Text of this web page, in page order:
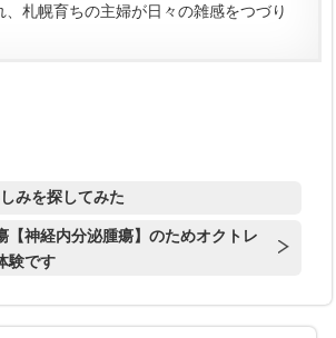
、札幌育ちの主婦が日々の雑感をつづり
みを探してみた
【神経内分泌腫瘍】のためオクトレ
験です